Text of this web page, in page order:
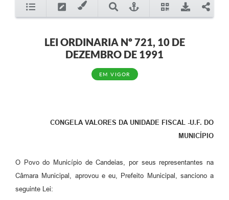
Iluminação Pública
Conselhos Municipais
Canal da Ouvidoria
Prevican
LEI ORDINARIA Nº 721, 10 DE
DEZEMBRO DE 1991
EM VIGOR
CONGELA VALORES DA UNIDADE FISCAL -U.F. DO
MUNICÍPIO
O Povo do Município de Candeias, por seus representantes na
Câmara Municipal, aprovou e eu, Prefeito Municipal, sanciono a
seguinte Lei: